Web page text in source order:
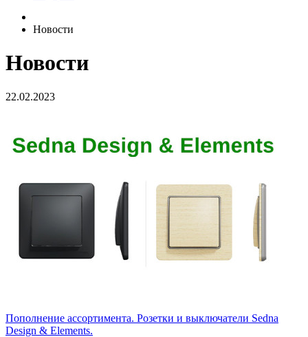
Новости
Новости
22.02.2023
Пополнение ассортимента. Розетки и выключатели Sedna
Design & Elements.